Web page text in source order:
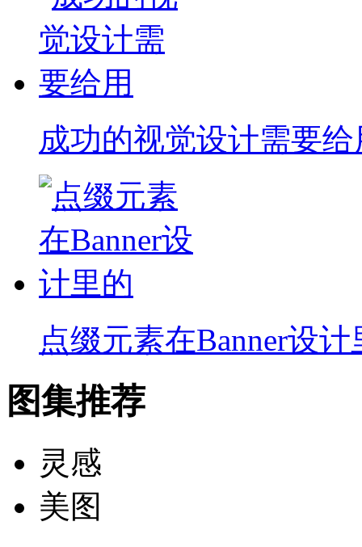
成功的视觉设计需要给
点缀元素在Banner设计
图集推荐
灵感
美图